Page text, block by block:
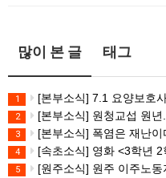
많이 본 글 태그
1 [본부소식] 7.1 요양보호
2 [본부소식] 원청교섭 원년. 초기업교섭 돌파!
3 [본부소식] 폭염은 재난이다! 민
4 [속초소식] 영화 <3학년
5 [원주소식] 원주 이주노동